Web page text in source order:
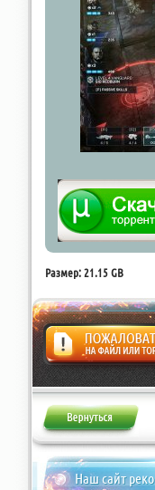
Размер: 21.15 GB
Жалоба
Наш сайт